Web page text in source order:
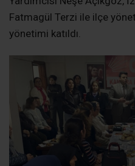
YOĞUN KATILIM DİKKAT
Parti binasında
tamamen dolması dikkat
motivasyonu ve enerjisi
Katılımcılar, örgütlü
yaparak sahadaki